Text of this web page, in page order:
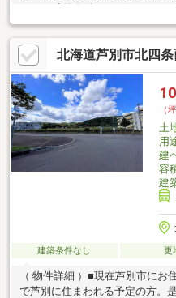
うか?■建築条件はございません
時期は要相談です。
北海道芦別市北四
（
土
用
建
容
建
建築条件なし 更
（ 物件詳細 ）■現在芦別市に
で芦別に住まわれる予定の方。